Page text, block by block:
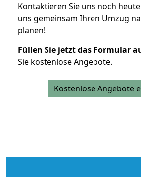
Kontaktieren Sie uns noch
uns gemeinsam Ihren Umzug
planen!
Füllen Sie jetzt das Formular
Sie kostenlose Angebote.
Kostenlose Angebote